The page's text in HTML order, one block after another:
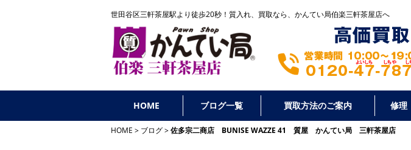
世田谷区三軒茶屋駅より徒歩20秒！ 質入れ、買取なら、かんてい局伯楽三軒茶屋店へ
HOME ブログ一覧 買取方法のご案内 修理
HOME ブログ 佐多宗二商店 BUNISE WAZZE 41 質屋 かんてい局 三軒茶屋店